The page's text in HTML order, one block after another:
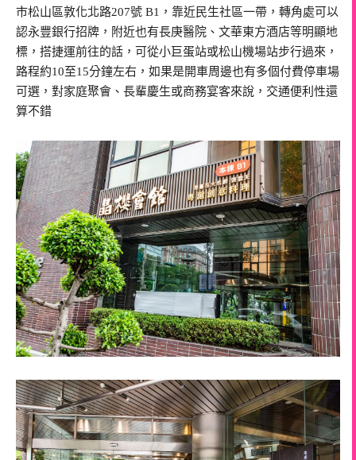
市松山區敦化北路207號 B1，靠近民生社區一帶，轉角處可以
認永豐銀行招牌，附近也有長庚醫院、文華東方酒店等明顯地
標，搭捷運前往的話，可從小巨蛋站或松山機場站步行過來，
路程約10至15分鐘左右，如果是開車周邊也有多個付費停車場
可選，對家庭聚會、長輩慶生或商務宴客來說，交通便利性還
算不錯